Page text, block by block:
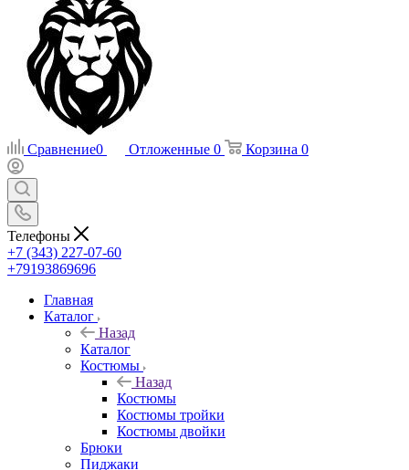
Сравнение0 Отложенные 0 Корзина 0
Телефоны
+7 (343) 227-07-60
+79193869696
Главная
Каталог
Назад
Каталог
Костюмы
Назад
Костюмы
Костюмы тройки
Костюмы двойки
Брюки
Пиджаки